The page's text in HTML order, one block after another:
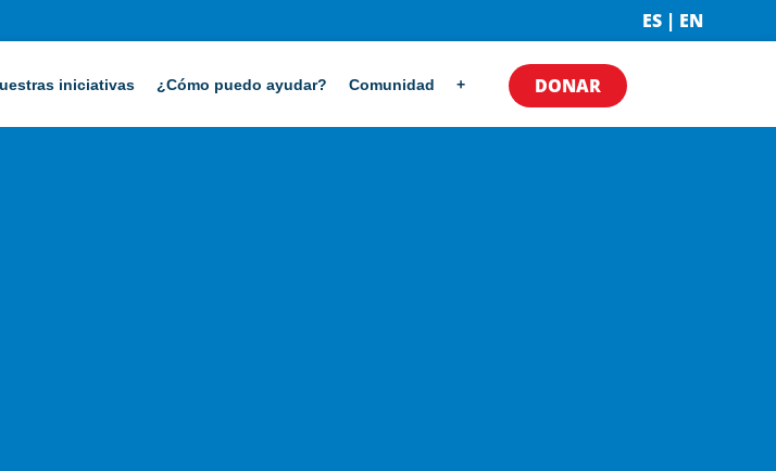
ES | EN
iniciativas ¿Cómo puedo ayudar? Comunidad + DONAR